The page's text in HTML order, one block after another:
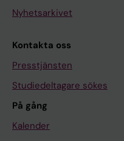
Nyhetsarkivet
Kontakta oss
Presstjänsten
Studiedeltagare sökes
På gång
Kalender